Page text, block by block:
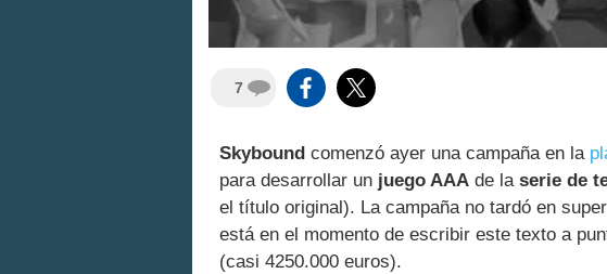
7
Skybound comenzó ayer una campaña en la
para desarrollar un juego AAA de la serie de
el título original). La campaña no tardó en
está en el momento de escribir este texto a
(casi 4250.000 euros).